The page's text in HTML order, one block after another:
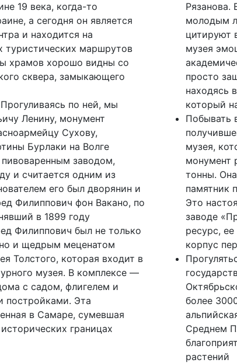
19 века, когда-то
а сегодня он является
и находится на
туристических маршрутов
храмов хорошо видны со
сквера, замыкающего
по ней, мы
Ленину, монумент
Сухову,
Бурлаки на Волге
заводом,
и считается одним из
его был дворянин и
Филиппович фон Вакано, по
в 1899 году
Филиппович был не только
и щедрым меценатом
Толстого, которая входит в
музея. В комплексе —
с садом, флигелем и
постройками. Эта
в Самаре, сумевшая
границах
Рязанова.
молодым
цитируют
музея
просто
находясь
который
Побывать
музея,
монумент
тонны.
памятник
Это
заводе
ресурс,
корпус
более
Среднем
растений